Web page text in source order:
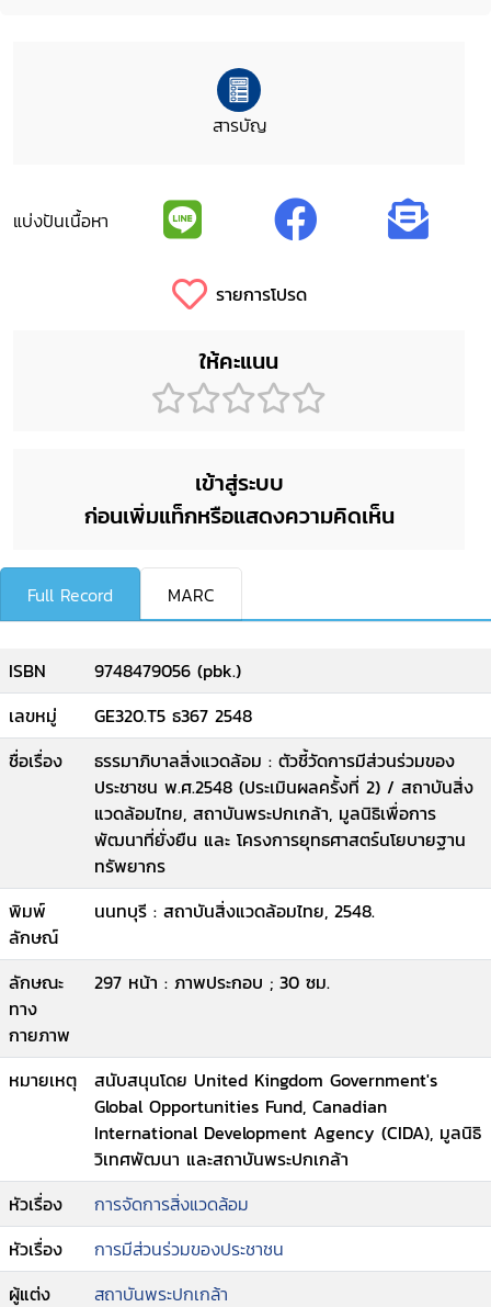
สารบัญ
แบ่งปันเนื้อหา
รายการโปรด
ให้คะแนน
เข้าสู่ระบบ
ก่อนเพิ่มแท็กหรือแสดงความคิดเห็น
Full Record MARC
ISBN
9748479056 (pbk.)
เลขหมู่
GE320.T5 ธ367 2548
ชื่อเรื่อง
ธรรมาภิบาลสิ่งแวดล้อม : ตัวชี้วัดการมีส่วนร่วมของ
ประชาชน พ.ศ.2548 (ประเมินผลครั้งที่ 2) / สถาบันสิ่ง
แวดล้อมไทย, สถาบันพระปกเกล้า, มูลนิธิเพื่อการ
พัฒนาที่ยั่งยืน และ โครงการยุทธศาสตร์นโยบายฐาน
ทรัพยากร
พิมพ์
ลักษณ์
นนทบุรี : สถาบันสิ่งแวดล้อมไทย, 2548.
ลักษณะ
ทาง
กายภาพ
297 หน้า : ภาพประกอบ ; 30 ซม.
หมายเหตุ
สนับสนุนโดย United Kingdom Government's
Global Opportunities Fund, Canadian
International Development Agency (CIDA), มูลนิธิ
วิเทศพัฒนา และสถาบันพระปกเกล้า
หัวเรื่อง
การจัดการสิ่งแวดล้อม
หัวเรื่อง
การมีส่วนร่วมของประชาชน
ผู้แต่ง
สถาบันพระปกเกล้า